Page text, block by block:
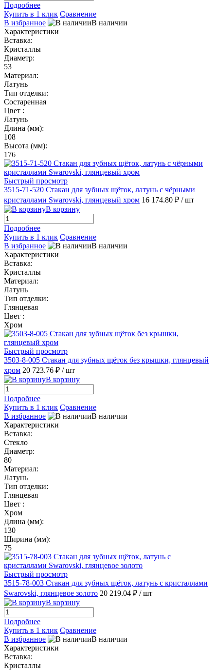
Подробнее
Купить в 1 клик Сравнение
В избранное
В наличии
Характеристики
Вставка:
Кристаллы
Диаметр:
53
Материал:
Латунь
Тип отделки:
Состаренная
Цвет :
Латунь
Длина (мм):
108
Высота (мм):
176
Быстрый просмотр
3515-71-520 Стакан для зубных щёток, латунь с чёрными
кристаллами Swarovski, глянцевый хром 16 174.80 ₽ / шт
В корзину
Подробнее
Купить в 1 клик Сравнение
В избранное
В наличии
Характеристики
Вставка:
Кристаллы
Материал:
Латунь
Тип отделки:
Глянцевая
Цвет :
Хром
Быстрый просмотр
3503-8-005 Стакан для зубных щёток без крышки, глянцевый
хром 20 723.76 ₽ / шт
В корзину
Подробнее
Купить в 1 клик Сравнение
В избранное
В наличии
Характеристики
Вставка:
Стекло
Диаметр:
80
Материал:
Латунь
Тип отделки:
Глянцевая
Цвет :
Хром
Длина (мм):
130
Ширина (мм):
75
Быстрый просмотр
3515-78-003 Стакан для зубных щёток, латунь с кристаллами
Swarovski, глянцевое золото 20 219.04 ₽ / шт
В корзину
Подробнее
Купить в 1 клик Сравнение
В избранное
В наличии
Характеристики
Вставка:
Кристаллы